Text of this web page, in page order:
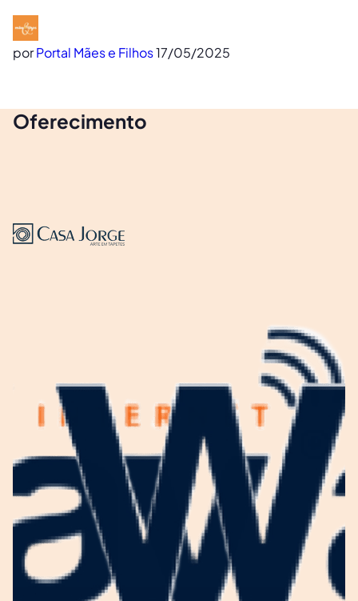
porPortal Mães e Filhos17/05/2025
Oferecimento